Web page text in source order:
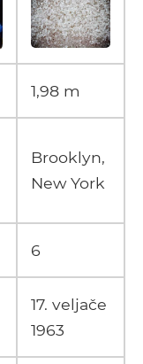
1,98 m
Brooklyn,
New York
6
17. veljače
1963